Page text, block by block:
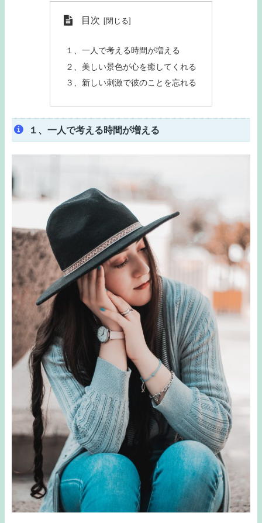
目次
１、一人で考える時間が増える
２、美しい景色が心を癒してくれる
３、新しい刺激で彼のことを忘れる
１、一人で考える時間が増える